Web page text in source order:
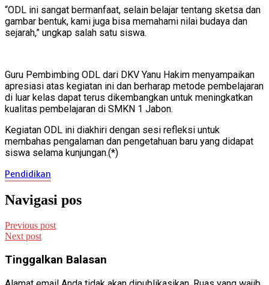
“ODL ini sangat bermanfaat, selain belajar tentang sketsa dan
gambar bentuk, kami juga bisa memahami nilai budaya dan
sejarah,” ungkap salah satu siswa.
Guru Pembimbing ODL dari DKV Yanu Hakim menyampaikan
apresiasi atas kegiatan ini dan berharap metode pembelajaran
di luar kelas dapat terus dikembangkan untuk meningkatkan
kualitas pembelajaran di SMKN 1 Jabon.
Kegiatan ODL ini diakhiri dengan sesi refleksi untuk
membahas pengalaman dan pengetahuan baru yang didapat
siswa selama kunjungan.(*)
Pendidikan
Navigasi pos
Previous post
Next post
Tinggalkan Balasan